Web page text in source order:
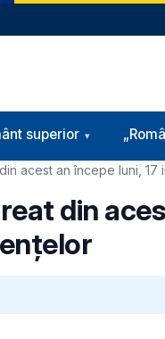
superior
acest an începe luni,
din